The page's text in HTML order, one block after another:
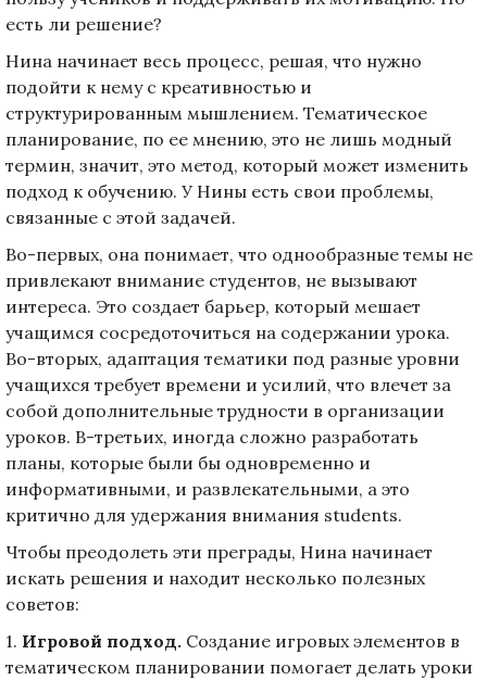
есть ли решение?
Нина начинает весь процесс, решая, что нужно
подойти к нему с креативностью и
структурированным мышлением. Тематическое
планирование, по ее мнению, это не лишь модный
термин, значит, это метод, который может изменить
подход к обучению. У Нины есть свои проблемы,
связанные с этой задачей.
Во-первых, она понимает, что однообразные темы не
привлекают внимание студентов, не вызывают
интереса. Это создает барьер, который мешает
учащимся сосредоточиться на содержании урока.
Во-вторых, адаптация тематики под разные уровни
учащихся требует времени и усилий, что влечет за
собой дополнительные трудности в организации
уроков. В-третьих, иногда сложно разработать
планы, которые были бы одновременно и
информативными, и развлекательными, а это
критично для удержания внимания students.
Чтобы преодолеть эти преграды, Нина начинает
искать решения и находит несколько полезных
советов:
1. Игровой подход. Создание игровых элементов в
тематическом планировании помогает делать уроки